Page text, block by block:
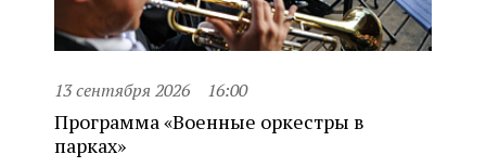
13 сентября 2026 16:00
Программа «Военные оркестры в
парках»